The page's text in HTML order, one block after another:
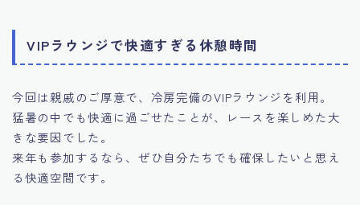
VIPラウンジで快適すぎる休憩時間
今回は親戚のご厚意で、冷房完備のVIPラウンジを利用。
猛暑の中でも快適に過ごせたことが、レースを楽しめた大
きな要因でした。
来年も参加するなら、ぜひ自分たちでも確保したいと思え
る快適空間です。